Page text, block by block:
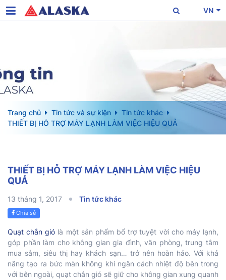
VN
Trang chủ Tin tức và sự kiện
Tin tức khác
THIẾT BỊ HỖ TRỢ MÁY LẠNH LÀM VIỆC HIỆU QUẢ
THIẾT BỊ HỖ TRỢ MÁY LẠNH LÀM VIỆC HIỆU
QUẢ
13 tháng 1, 2017 Tin tức khác
Chia sẻ
Quạt chắn gió là một sản phẩm bổ trợ tuyệt vời cho máy lạnh,
góp phần làm cho không gian gia đình, văn phòng, trung tâm
mua sắm, siêu thị hay khách sạn… trở nên hoàn hảo. Với khả
năng tạo ra bức màn không khí ngăn cách nhiệt độ bên trong
với bên ngoài, quạt chắn gió sẽ giữ cho không gian xung quanh